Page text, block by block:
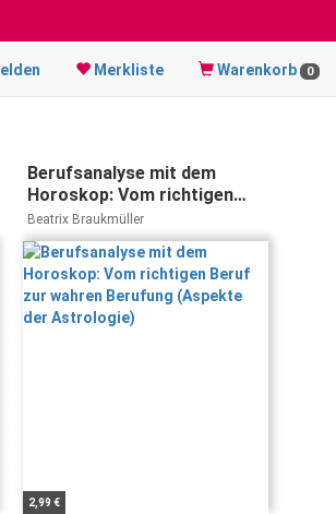
Merkliste Warenkorb 0
Berufsanalyse mit dem
Horoskop: Vom richtigen
Beruf zur wahren Berufung
(Aspekte der Astrologie)
Beatrix Braukmüller
2,99 €